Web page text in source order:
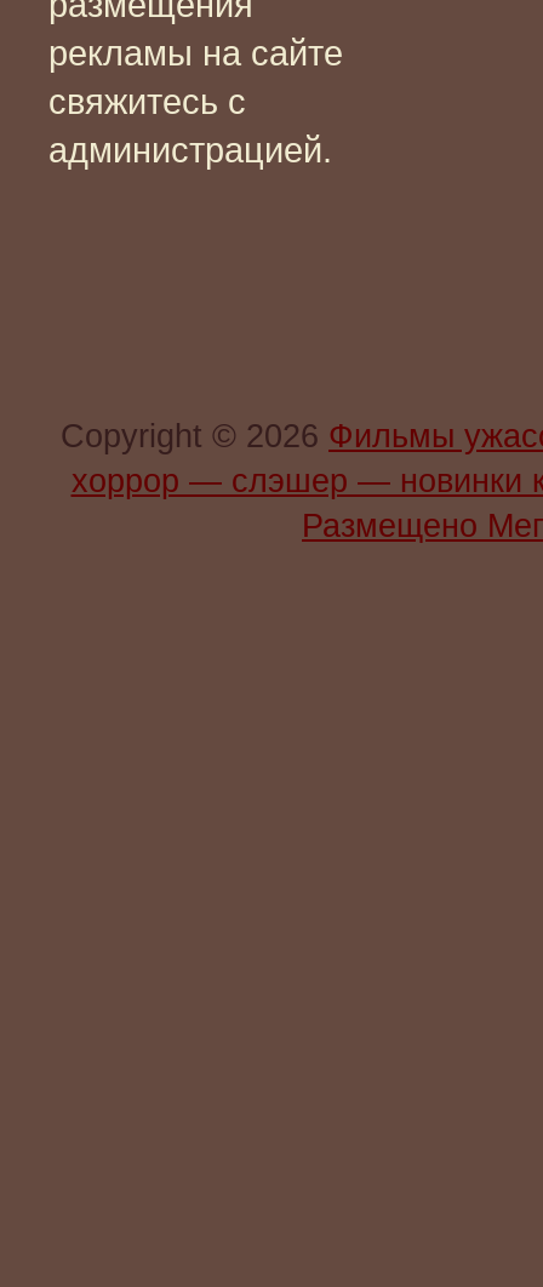
рекламы на сайте
свяжитесь с
администрацией.
Copyright © 2026 Фильмы
хоррор — слэшер —
Размещено